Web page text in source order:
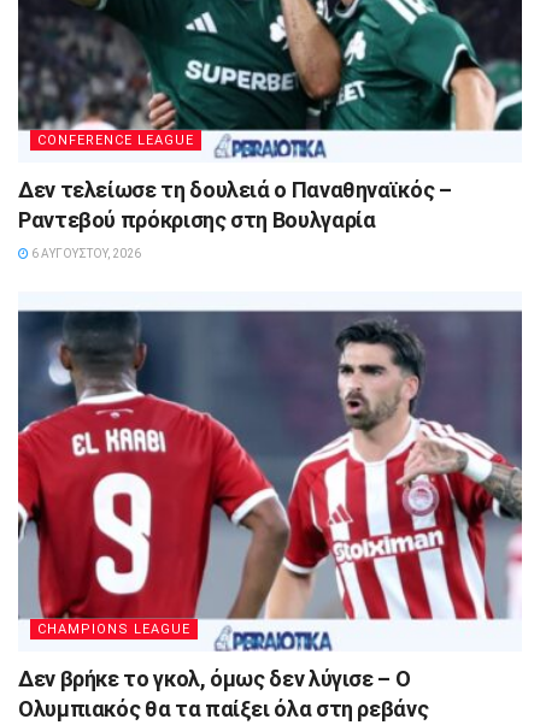
CONFERENCE LEAGUE
Δεν τελείωσε τη δουλειά ο Παναθηναϊκός –
Ραντεβού πρόκρισης στη Βουλγαρία
6 ΑΥΓΟΎΣΤΟΥ, 2026
CHAMPIONS LEAGUE
Δεν βρήκε το γκολ, όμως δεν λύγισε – Ο
Ολυμπιακός θα τα παίξει όλα στη ρεβάνς